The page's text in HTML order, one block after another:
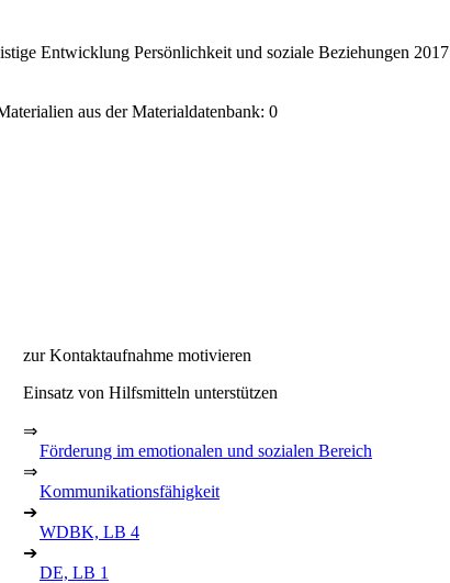
Entwicklung Persönlichkeit und soziale Beziehungen 2017
aus der Materialdatenbank: 0
zur Kontaktaufnahme motivieren
Einsatz von Hilfsmitteln unterstützen
⇒
Förderung im emotionalen und sozialen Bereich
⇒
Kommunikationsfähigkeit
➔
WDBK, LB 4
➔
DE, LB 1